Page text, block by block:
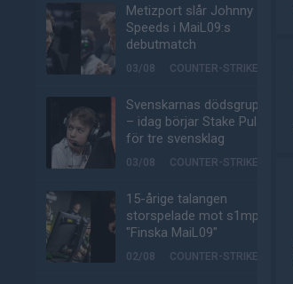
Metizport slår Johnny
Speeds i MaiL09:s
debutmatch
03/08 COUNTER-STRIKE
Svenskarnas dödsgrupp
– idag börjar Stake Pulse
för tre svensklag
03/08 COUNTER-STRIKE
15-årige talangen
storspelade mot s1mple:
"Finska MaiL09"
02/08 COUNTER-STRIKE